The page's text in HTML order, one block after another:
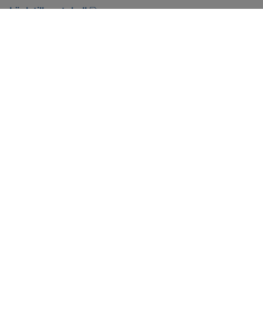
Länk till protokoll
pdf, 229.9 kB, öppnas i nytt fönster.